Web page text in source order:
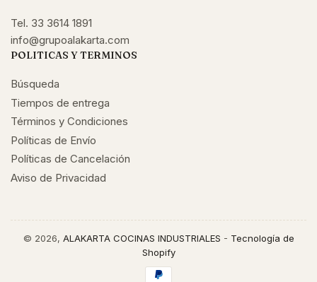
Tel. 33 3614 1891
info@grupoalakarta.com
POLITICAS Y TERMINOS
Búsqueda
Tiempos de entrega
Términos y Condiciones
Políticas de Envío
Políticas de Cancelación
Aviso de Privacidad
© 2026, ALAKARTA COCINAS INDUSTRIALES - Tecnología de
Shopify
Modalidades